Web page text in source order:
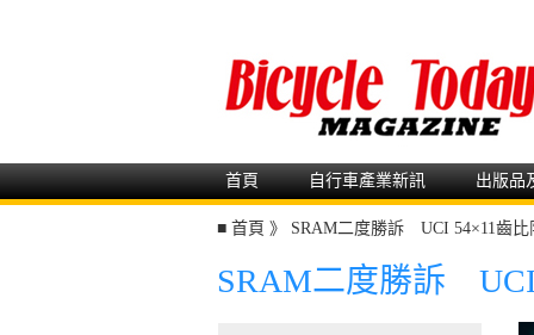
首頁 自行車產業新訊 出版品
■ 首頁 》 SRAM二度勝訴 UCI 54×11齒比
SRAM二度勝訴